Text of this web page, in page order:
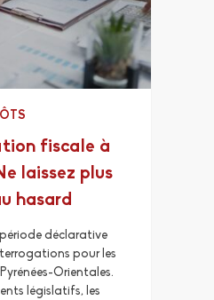
fiscale à
laissez plus
hasard
déclarative
pour les
Orientales.
législatifs, les